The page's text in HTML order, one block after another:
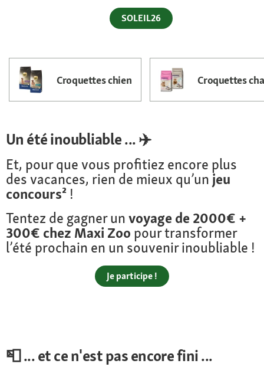
SOLEIL26
Croquettes chien Croquettes
Un été inoubliable ... ✈️
Et, pour que vous profitiez encore plus
des vacances, rien de mieux qu’un jeu
concours² !
Tentez de gagner unvoyage de 2000€ +
300€ chez Maxi Zoo pour transformer
l’été prochain en un souvenir inoubliable !
Je participe !
📮 ... et ce n'est pas encore fini ...